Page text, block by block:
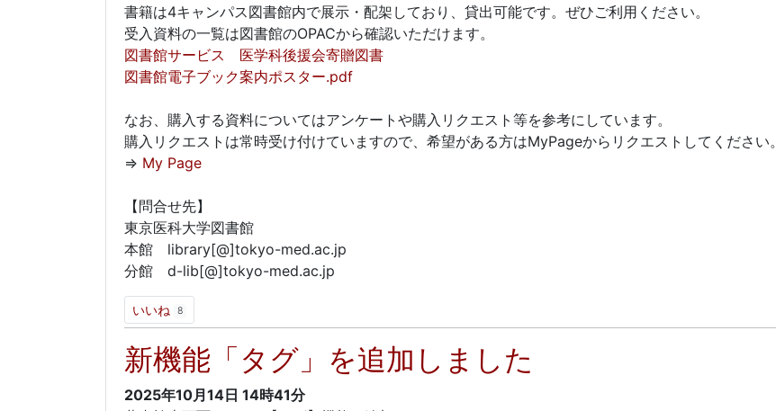
書籍は4キャンパス図書館内で展示・配架しており、貸出可能です。ぜひご利用ください。
受入資料の一覧は図書館のOPACから確認いただけます。
図書館サービス 医学科後援会寄贈図書
図書館電子ブック案内ポスター.pdf
なお、購入する資料についてはアンケートや購入リクエスト等を参考にしています。
購入リクエストは常時受け付けていますので、希望がある方はMyPageからリクエストしてください。
⇒ My Page
【問合せ先】
東京医科大学図書館
本館 library[@]tokyo-med.ac.jp
分館 d-lib[@]tokyo-med.ac.jp
いいね 8
新機能「タグ」を追加しました
2025年10月14日 14時41分